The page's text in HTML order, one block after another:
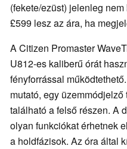
(fekete/ezüst) jelenleg
£599 lesz az ára, ha
A Citizen Promaster
U812-es kaliberű órát
fényforrással
mutató, egy
található a felső részen. A
olyan funkciókat érhetnek
a holdfázisok. Az óra által